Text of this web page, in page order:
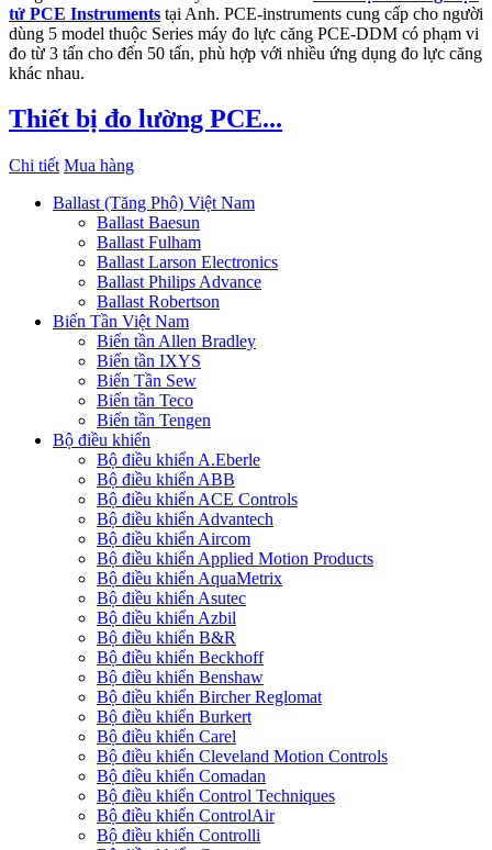
tử PCE Instruments tại Anh. PCE-instruments cung cấp cho người
dùng 5 model thuộc Series máy đo lực căng PCE-DDM có phạm vi
đo từ 3 tấn cho đến 50 tấn, phù hợp với nhiều ứng dụng đo lực căng
khác nhau.
Thiết bị đo lường PCE...
Chi tiết Mua hàng
Ballast (Tăng Phô) Việt Nam
Ballast Baesun
Ballast Fulham
Ballast Larson Electronics
Ballast Philips Advance
Ballast Robertson
Biến Tần Việt Nam
Biến tần Allen Bradley
Biến tần IXYS
Biến Tần Sew
Biến tần Teco
Biến tần Tengen
Bộ điều khiển
Bộ điều khiển A.Eberle
Bộ điều khiển ABB
Bộ điều khiển ACE Controls
Bộ điều khiển Advantech
Bộ điều khiển Aircom
Bộ điều khiển Applied Motion Products
Bộ điều khiển AquaMetrix
Bộ điều khiển Asutec
Bộ điều khiển Azbil
Bộ điều khiển B&R
Bộ điều khiển Beckhoff
Bộ điều khiển Benshaw
Bộ điều khiển Bircher Reglomat
Bộ điều khiển Burkert
Bộ điều khiển Carel
Bộ điều khiển Cleveland Motion Controls
Bộ điều khiển Comadan
Bộ điều khiển Control Techniques
Bộ điều khiển ControlAir
Bộ điều khiển Controlli